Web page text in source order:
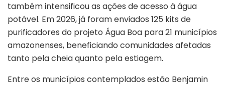
também intensificou as ações de acesso à água
potável. Em 2026, já foram enviados 125 kits de
purificadores do projeto Água Boa para 21 municípios
amazonenses, beneficiando comunidades afetadas
tanto pela cheia quanto pela estiagem.
Entre os municípios contemplados estão Benjamin